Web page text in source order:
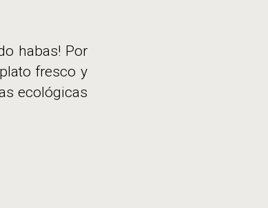
habas! Por
fresco y
ecológicas